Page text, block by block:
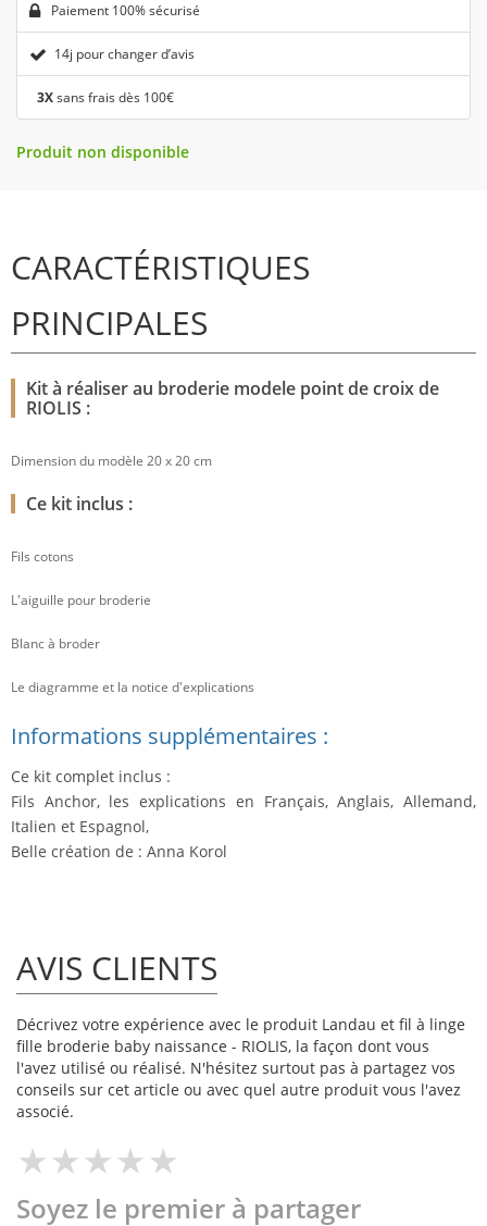
Paiement 100% sécurisé
14j pour changer d’avis
3Xsans frais dès 100€
Produit non disponible
CARACTÉRISTIQUES
PRINCIPALES
Kit à réaliser au broderie modele point de croix de
RIOLIS :
Dimension du modèle 20 x 20 cm
Ce kit inclus :
Fils cotons
L'aiguille pour broderie
Blanc à broder
Le diagramme et la notice d'explications
Informations supplémentaires :
Ce kit complet inclus :
Fils Anchor, les explications en Français, Anglais, Allemand,
Italien et Espagnol,
Belle création de : Anna Korol
AVIS CLIENTS
Décrivez votre expérience avec le produit Landau et fil à linge
fille broderie baby naissance - RIOLIS, la façon dont vous
l'avez utilisé ou réalisé. N'hésitez surtout pas à partagez vos
conseils sur cet article ou avec quel autre produit vous l'avez
associé.
Soyez le premier à partager